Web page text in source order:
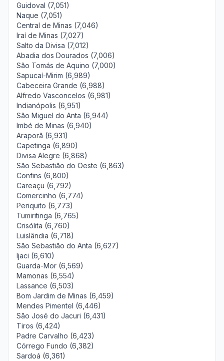
Guidoval (7,051)
Naque (7,051)
Central de Minas (7,046)
Iraí de Minas (7,027)
Salto da Divisa (7,012)
Abadia dos Dourados (7,006)
São Tomás de Aquino (7,000)
Sapucaí-Mirim (6,989)
Cabeceira Grande (6,988)
Alfredo Vasconcelos (6,981)
Indianópolis (6,951)
São Miguel do Anta (6,944)
Imbé de Minas (6,940)
Araporã (6,931)
Capetinga (6,890)
Divisa Alegre (6,868)
São Sebastião do Oeste (6,863)
Confins (6,800)
Careaçu (6,792)
Comercinho (6,774)
Periquito (6,773)
Tumiritinga (6,765)
Crisólita (6,760)
Luislândia (6,718)
São Sebastião do Anta (6,627)
Ijaci (6,610)
Guarda-Mor (6,569)
Mamonas (6,554)
Lassance (6,503)
Bom Jardim de Minas (6,459)
Mendes Pimentel (6,446)
São José do Jacuri (6,431)
Tiros (6,424)
Padre Carvalho (6,423)
Córrego Fundo (6,382)
Sardoá (6,361)